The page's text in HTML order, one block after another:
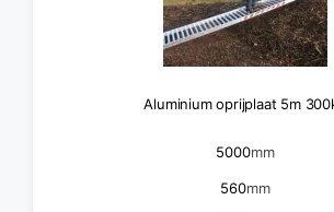
Aluminium oprijplaat 5m
5000mm
560mm